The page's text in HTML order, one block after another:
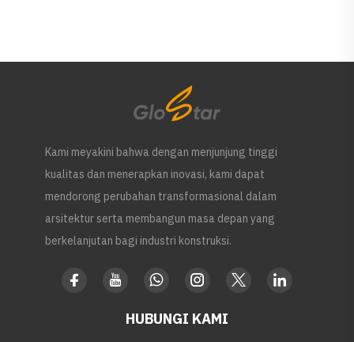
Kami meyakini bahwa dengan menjunjung tinggi
kualitas dan menerapkan inovasi, kami dapat
mendorong perubahan transformasional dalam
arsitektur serta membangun masa depan yang
berkelanjutan bagi industri konstruksi.
HUBUNGI KAMI